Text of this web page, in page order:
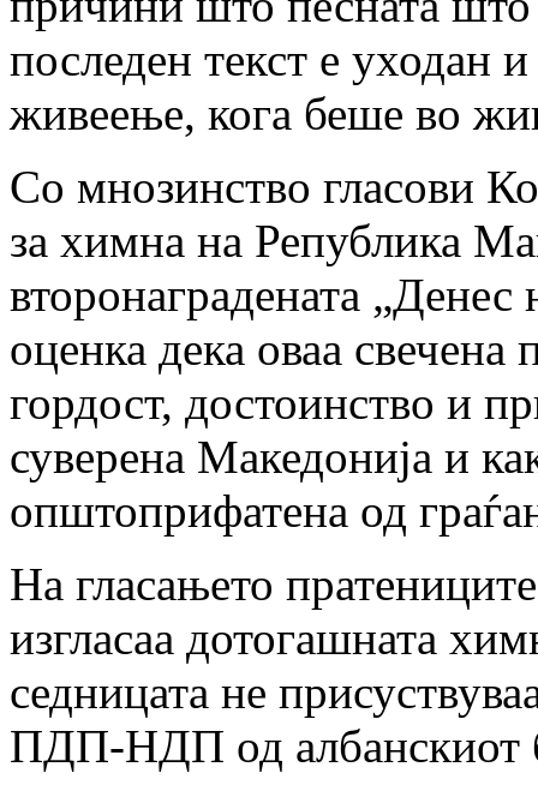
последен текст е уходан
живеење, кога беше во
Со мнозинство гласови
за химна на Република
второнаградената
оценка дека оваа свечена
гордост, достоинство и
суверена Македонија и
општоприфатена од
На гласањето
изгласаа дотогашната
седницата не
ПДП-НДП од албанскиот